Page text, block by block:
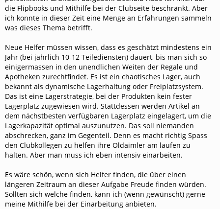
die Flipbooks und Mithilfe bei der Clubseite beschränkt. Aber
ich konnte in dieser Zeit eine Menge an Erfahrungen sammeln
was dieses Thema betrifft.
Neue Helfer müssen wissen, dass es geschätzt mindestens ein
Jahr (bei jährlich 10-12 Teilediensten) dauert, bis man sich so
einigermassen in den unendlichen Weiten der Regale und
Apotheken zurechtfindet. Es ist ein chaotisches Lager, auch
bekannt als dynamische Lagerhaltung oder Freiplatzsystem.
Das ist eine Lagerstrategie, bei der Produkten kein fester
Lagerplatz zugewiesen wird. Stattdessen werden Artikel an
dem nächstbesten verfügbaren Lagerplatz eingelagert, um die
Lagerkapazität optimal auszunutzen. Das soll niemanden
abschrecken, ganz im Gegenteil. Denn es macht richtig Spass
den Clubkollegen zu helfen ihre Oldaimler am laufen zu
halten. Aber man muss ich eben intensiv einarbeiten.
Es wäre schön, wenn sich Helfer finden, die über einen
längeren Zeitraum an dieser Aufgabe Freude finden würden.
Sollten sich welche finden, kann ich (wenn gewünscht) gerne
meine Mithilfe bei der Einarbeitung anbieten.